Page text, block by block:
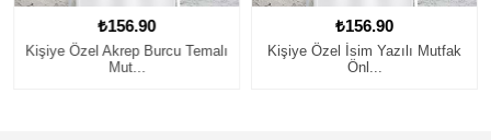
₺156.90
Kişiye Özel Akrep Burcu Temalı
Mut...
₺156.90
Kişiye Özel İsim Yazılı Mutfak
Önl...